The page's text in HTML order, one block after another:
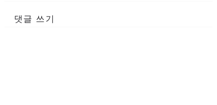
댓글 쓰기